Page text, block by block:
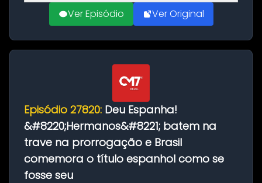
Ver Episódio Ver Original
Episódio 27820: Deu Espanha!
&#8220;Hermanos&#8221; batem na
trave na prorrogação e Brasil
comemora o título espanhol como se
fosse seu